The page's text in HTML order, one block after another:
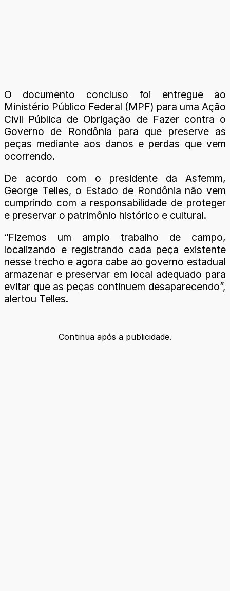
O documento concluso foi entregue ao
Ministério Público Federal (MPF) para uma Ação
Civil Pública de Obrigação de Fazer contra o
Governo de Rondônia para que preserve as
peças mediante aos danos e perdas que vem
ocorrendo.
De acordo com o presidente da Asfemm,
George Telles, o Estado de Rondônia não vem
cumprindo com a responsabilidade de proteger
e preservar o patrimônio histórico e cultural.
“Fizemos um amplo trabalho de campo,
localizando e registrando cada peça existente
nesse trecho e agora cabe ao governo estadual
armazenar e preservar em local adequado para
evitar que as peças continuem desaparecendo”,
alertou Telles.
Continua após a publicidade.